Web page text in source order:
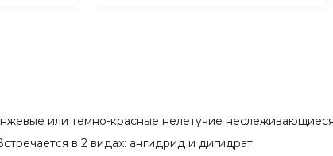
или темно-красные нелетучие
в 2 видах: ангидрид и дигидрат.